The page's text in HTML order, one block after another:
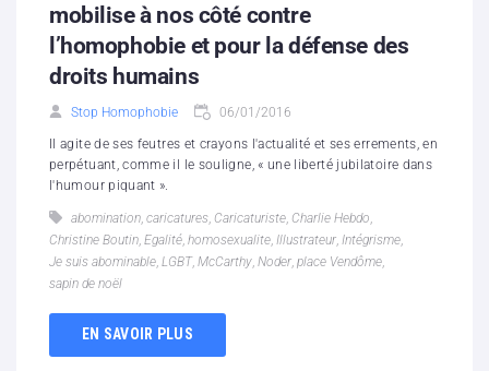
mobilise à nos côté contre
l’homophobie et pour la défense des
droits humains
Stop Homophobie 06/01/2016
Il agite de ses feutres et crayons l'actualité et ses errements, en
perpétuant, comme il le souligne, « une liberté jubilatoire dans
l'humour piquant ».
abomination, caricatures, Caricaturiste, Charlie Hebdo,
Christine Boutin, Egalité, homosexualite, Illustrateur, Intégrisme,
Je suis abominable, LGBT, McCarthy, Noder, place Vendôme,
sapin de noël
EN SAVOIR PLUS